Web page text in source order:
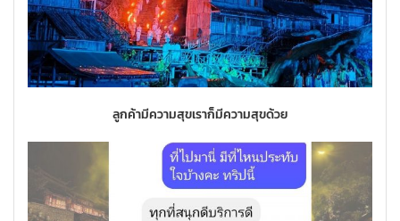
ลูกค้ามีความสุขเราก็มีความสุขด้วย